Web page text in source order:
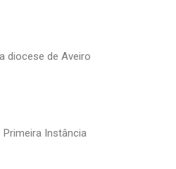
diocese de Aveiro
Primeira Instância